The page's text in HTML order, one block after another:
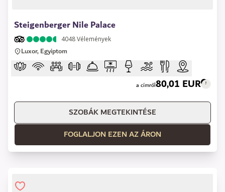
Steigenberger Nile Palace
4048Vélemények
Luxor, Egyiptom
a címről80,01 EUR
SZOBÁK MEGTEKINTÉSE
FOGLALJON EZEN AZ ÁRON